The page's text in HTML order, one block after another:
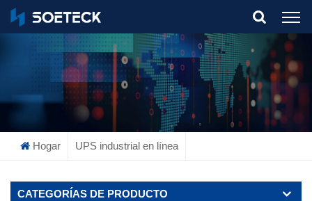
What Are You Looking For?
Hogar UPS industrial en línea
CATEGORÍAS DE PRODUCTO